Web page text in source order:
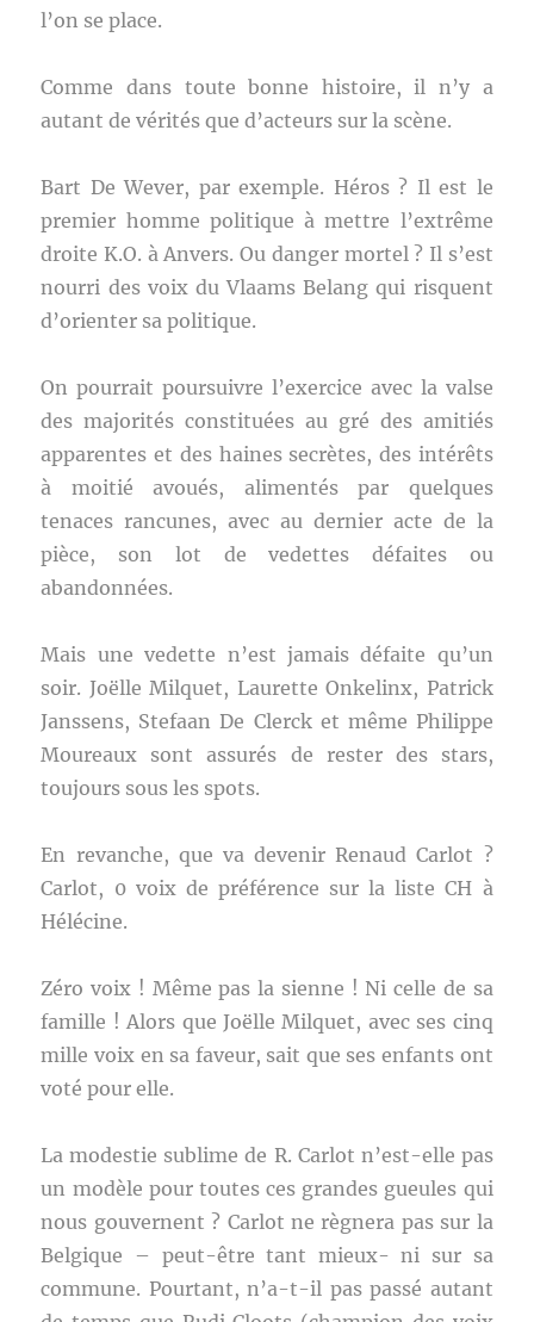
l’on se place.
Comme dans toute bonne histoire, il n’y a
autant de vérités que d’acteurs sur la scène.
Bart De Wever, par exemple. Héros ? Il est le
premier homme politique à mettre l’extrême
droite K.O. à Anvers. Ou danger mortel ? Il s’est
nourri des voix du Vlaams Belang qui risquent
d’orienter sa politique.
On pourrait poursuivre l’exercice avec la valse
des majorités constituées au gré des amitiés
apparentes et des haines secrètes, des intérêts
à moitié avoués, alimentés par quelques
tenaces rancunes, avec au dernier acte de la
pièce, son lot de vedettes défaites ou
abandonnées.
Mais une vedette n’est jamais défaite qu’un
soir. Joëlle Milquet, Laurette Onkelinx, Patrick
Janssens, Stefaan De Clerck et même Philippe
Moureaux sont assurés de rester des stars,
toujours sous les spots.
En revanche, que va devenir Renaud Carlot ?
Carlot, 0 voix de préférence sur la liste CH à
Hélécine.
Zéro voix ! Même pas la sienne ! Ni celle de sa
famille ! Alors que Joëlle Milquet, avec ses cinq
mille voix en sa faveur, sait que ses enfants ont
voté pour elle.
La modestie sublime de R. Carlot n’est-elle pas
un modèle pour toutes ces grandes gueules qui
nous gouvernent ? Carlot ne règnera pas sur la
Belgique – peut-être tant mieux- ni sur sa
commune. Pourtant, n’a-t-il pas passé autant